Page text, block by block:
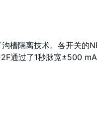
槽隔离技术。各开关的
通过了1秒脉宽±500